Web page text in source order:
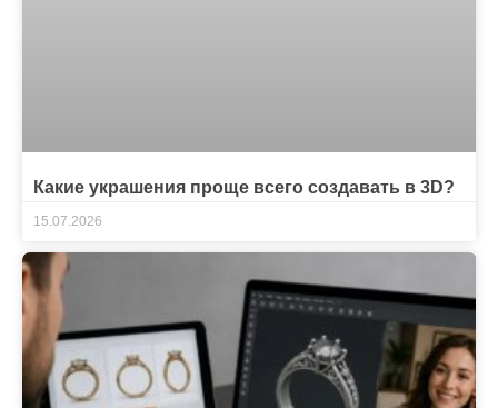
Какие украшения проще всего создавать в 3D?
15.07.2026